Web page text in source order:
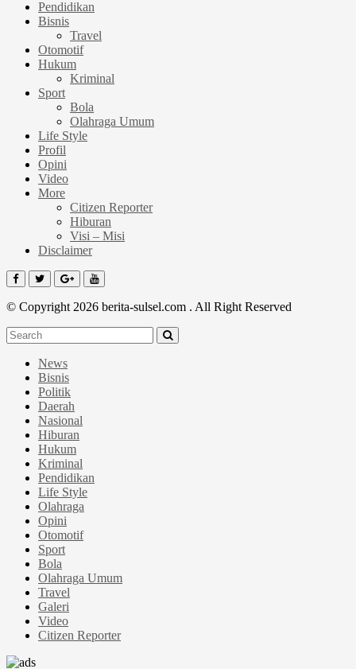
Pendidikan
Bisnis
Travel
Otomotif
Hukum
Kriminal
Sport
Bola
Olahraga Umum
Life Style
Profil
Opini
Video
More
Citizen Reporter
Hiburan
Visi – Misi
Disclaimer
© Copyright 2026 berita-sulsel.com . All Right Reserved
News
Bisnis
Politik
Daerah
Nasional
Hiburan
Hukum
Kriminal
Pendidikan
Life Style
Olahraga
Opini
Otomotif
Sport
Bola
Olahraga Umum
Travel
Galeri
Video
Citizen Reporter